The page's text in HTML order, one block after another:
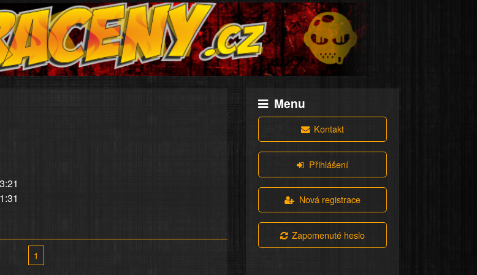
1
Menu
Kontakt
Přihlášení
Nová registrace
Zapomenuté heslo